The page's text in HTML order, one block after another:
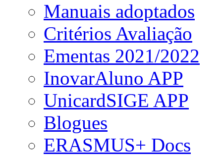
Manuais adoptados
Critérios Avaliação
Ementas 2021/2022
InovarAluno APP
UnicardSIGE APP
Blogues
ERASMUS+ Docs